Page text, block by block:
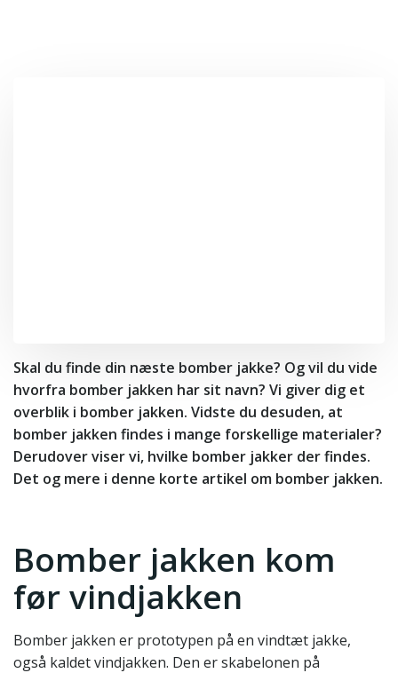
Skal du finde din næste bomber jakke? Og vil du vide
hvorfra bomber jakken har sit navn? Vi giver dig et
overblik i bomber jakken. Vidste du desuden, at
bomber jakken findes i mange forskellige materialer?
Derudover viser vi, hvilke bomber jakker der findes.
Det og mere i denne korte artikel om bomber jakken.
Bomber jakken kom
før vindjakken
Bomber jakken er prototypen på en vindtæt jakke,
også kaldet vindjakken. Den er skabelonen på